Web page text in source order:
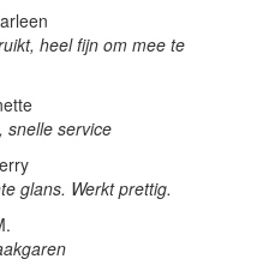
heel fijn om mee te
snelle service
glans. Werkt prettig.